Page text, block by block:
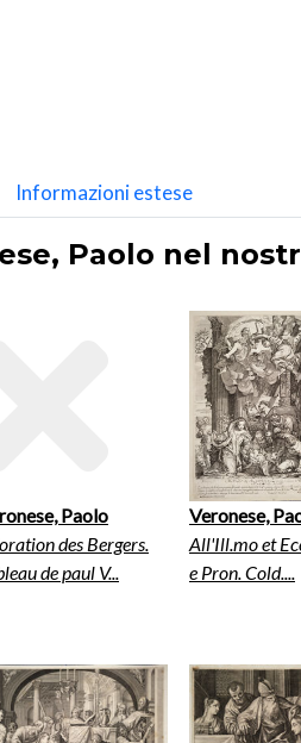
Informazioni estese
Paolo nel
Paolo
des Bergers.
de paul V...
Veronese,
All'Ill.mo et
e Pron. Cold....